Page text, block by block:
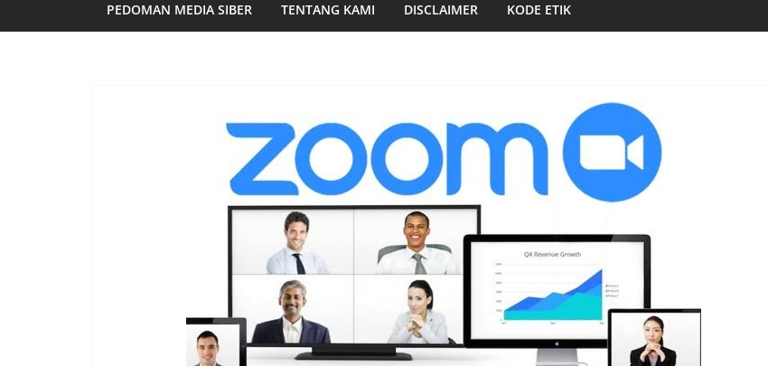
PEDOMAN MEDIA SIBER TENTANG KAMI DISCLAIMER KODE ETIK